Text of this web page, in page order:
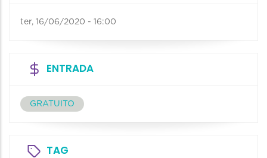
ter, 16/06/2020 - 16:00
ENTRADA
GRATUITO
TAG